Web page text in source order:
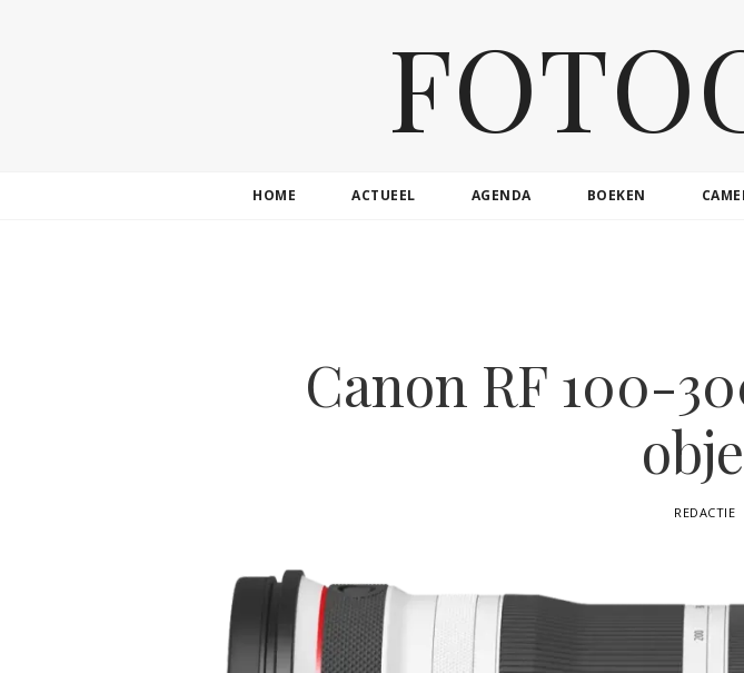
HOME ACTUEEL AGENDA BOEKEN
Canon RF 100-
REDACTIE